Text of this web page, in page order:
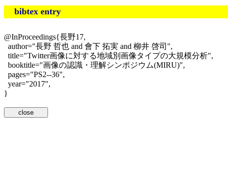
bibtex entry
@InProceedings{長野17,
author="長野 哲也 and 會下 拓実 and 柳井 啓司",
title="Twitter画像に対する地域別画像タイプの大規模分析",
booktitle="画像の認識・理解シンポジウム(MIRU)",
pages="PS2--36",
year="2017",
}